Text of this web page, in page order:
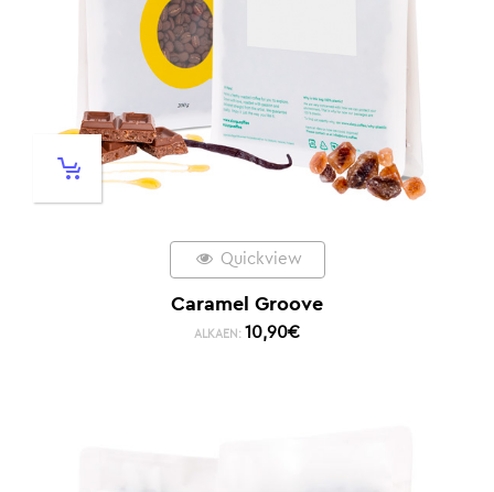
Quickview
Caramel Groove
ALKAEN: 10,90€